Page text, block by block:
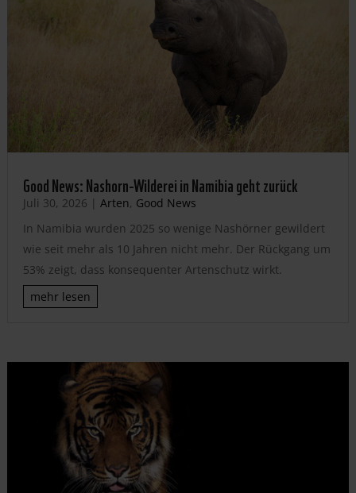
Good News: Nashorn-Wilderei in Namibia geht zurück
Juli 30, 2026 | Arten, Good News
In Namibia wurden 2025 so wenige Nashörner gewildert
wie seit mehr als 10 Jahren nicht mehr. Der Rückgang um
53% zeigt, dass konsequenter Artenschutz wirkt.
mehr lesen